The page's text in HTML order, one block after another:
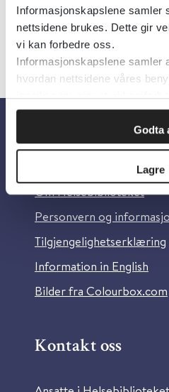
Informasjonskapslene samler
nettsidene brukes. Dette gir
vi kan forbedre oss.
Informasjonskapslene samler
hvordan nettsidene våres
innsikt som gjør at vi kan
Godta
Lagre
Om oss
Om Helsebiblioteket
Personvern og
Tilgjengelighetserklæring
Information in English
Bilder fra Colourbox.com
Kontakt oss